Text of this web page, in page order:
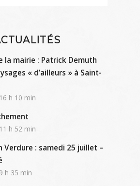
la mairie : Patrick Demuth
« d’ailleurs » à Saint-
h 10 min
h 52 min
Verdure : samedi 25 juillet –
h 35 min